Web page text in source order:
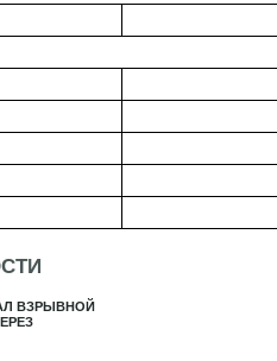
ВЗРЫВНОЙ